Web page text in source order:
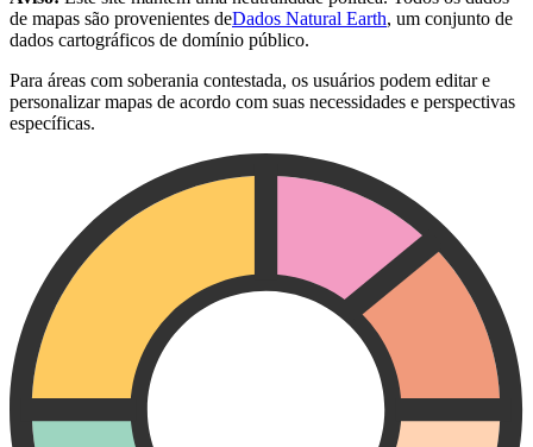
de mapas são provenientes deDados Natural Earth, um conjunto de
dados cartográficos de domínio público.
Para áreas com soberania contestada, os usuários podem editar e
personalizar mapas de acordo com suas necessidades e perspectivas
específicas.